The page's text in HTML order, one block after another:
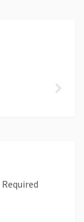
Required